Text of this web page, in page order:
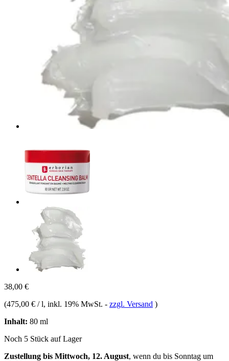
38,00 €
(475,00 € / l, inkl. 19% MwSt. - zzgl. Versand )
Inhalt: 80 ml
Noch 5 Stück auf Lager
Zustellung bis Mittwoch, 12. August, wenn du bis Sonntag um